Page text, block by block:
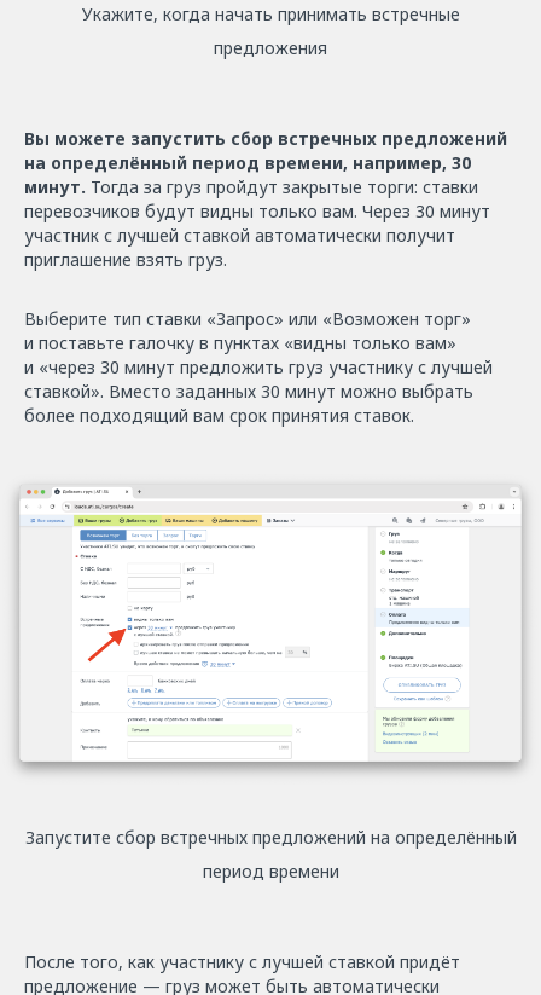
Укажите, когда начать принимать встречные
предложения
Вы можете запустить сбор встречных предложений
на определённый период времени, например, 30
минут. Тогда за груз пройдут закрытые торги: ставки
перевозчиков будут видны только вам. Через 30 минут
участник с лучшей ставкой автоматически получит
приглашение взять груз.
Выберите тип ставки «Запрос» или «Возможен торг»
и поставьте галочку в пунктах «видны только вам»
и «через 30 минут предложить груз участнику с лучшей
ставкой». Вместо заданных 30 минут можно выбрать
более подходящий вам срок принятия ставок.
Запустите сбор встречных предложений на определённый
период времени
После того, как участнику с лучшей ставкой придёт
предложение — груз может быть автоматически